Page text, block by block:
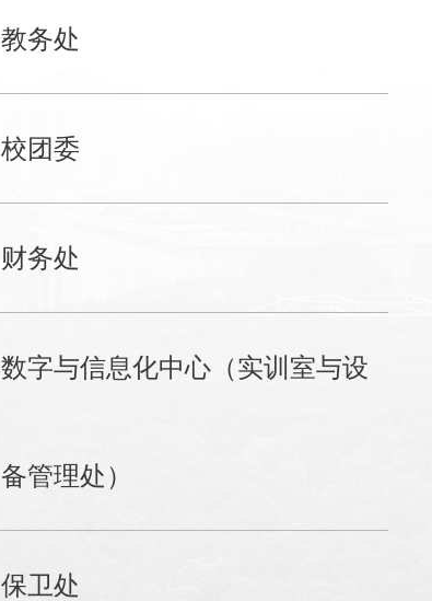
教务处
校团委
财务处
数字与信息化中心（实训室与设
备管理处）
保卫处